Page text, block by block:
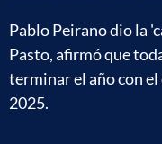
Pablo Peirano dio la
Pasto, afirmó que
terminar el año con
2025.